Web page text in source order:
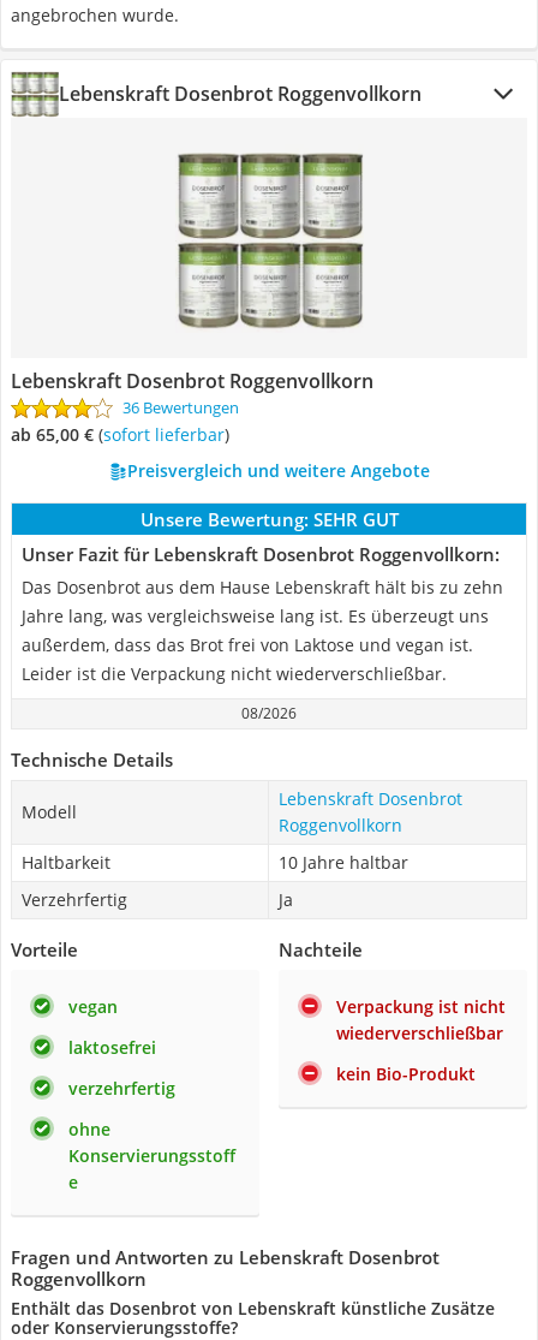
angebrochen wurde.
Lebenskraft Dosenbrot Roggenvollkorn
Lebenskraft Dosenbrot Roggenvollkorn
36 Bewertungen
ab 65,00 € ( Sofort lieferbar)
Preisvergleich und weitere Angebote
Unsere Bewertung: SEHR GUT
Unser Fazit für Lebenskraft Dosenbrot Roggenvollkorn:
Das Dosenbrot aus dem Hause Lebenskraft hält bis zu zehn
Jahre lang, was vergleichsweise lang ist. Es überzeugt uns
außerdem, dass das Brot frei von Laktose und vegan ist.
Leider ist die Verpackung nicht wiederverschließbar.
08/2026
Technische Details
Modell
Lebenskraft Dosenbrot
Roggenvollkorn
Haltbarkeit
10 Jahre haltbar
Verzehrfertig
Ja
Vorteile
vegan
laktosefrei
verzehrfertig
ohne
Konservierungsstoff
e
Nachteile
Verpackung ist nicht
wiederverschließbar
kein Bio-Produkt
Fragen und Antworten zu Lebenskraft Dosenbrot
Roggenvollkorn
Enthält das Dosenbrot von Lebenskraft künstliche Zusätze
oder Konservierungsstoffe?